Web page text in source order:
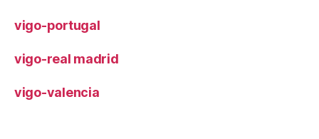
vigo-portugal
vigo-real madrid
vigo-valencia